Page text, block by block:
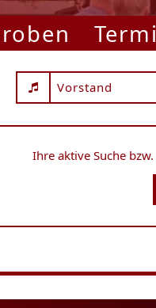
Vorstand
Ihre aktive Suche